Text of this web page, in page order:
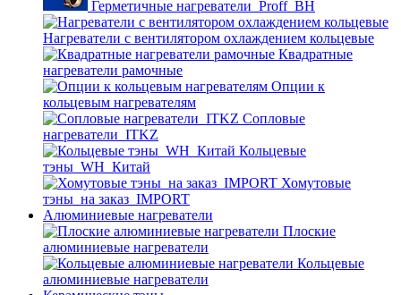
Герметичные нагреватели_Proff_BH
Нагреватели с вентилятором охлаждением кольцевые
Квадратные
нагреватели рамочные
Опции к
кольцевым нагревателям
Cопловые
нагреватели_ITKZ
Кольцевые
тэны_WH_Китай
Хомутовые
тэны_на заказ_IMPORT
Алюминиевые нагреватели
Плоские
алюминиевые нагреватели
Кольцевые
алюминиевые нагреватели